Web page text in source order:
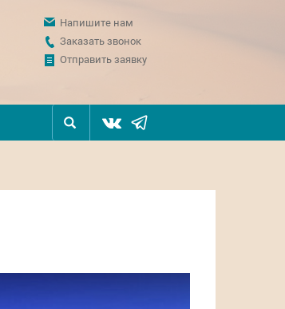
Напишите нам
Заказать звонок
Отправить заявку